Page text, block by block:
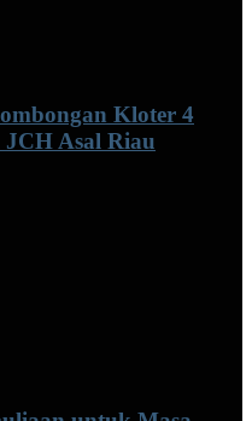
Kloter 4
Asal Riau